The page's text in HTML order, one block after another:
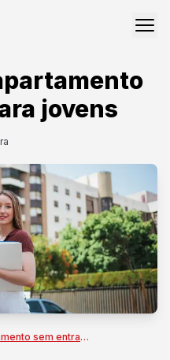
jovens
Consórcio de apartamento sem entrada para jovens